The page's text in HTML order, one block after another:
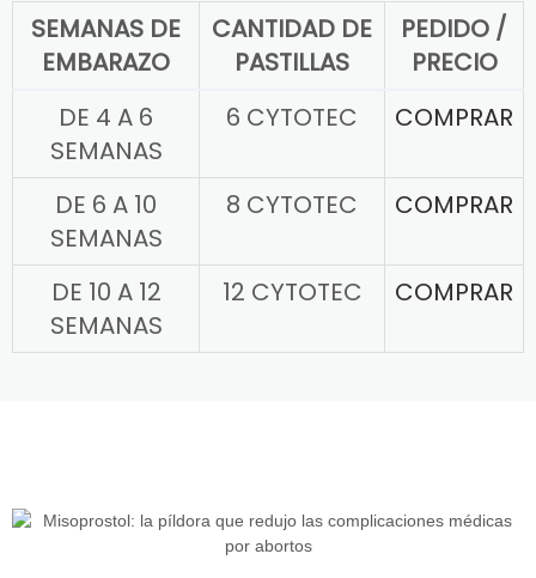
SEMANAS DE
EMBARAZO
CANTIDAD DE
PASTILLAS
PEDIDO /
PRECIO
DE 4 A 6
SEMANAS
6 CYTOTEC COMPRAR
DE 6 A 10
SEMANAS
8 CYTOTEC COMPRAR
DE 10 A 12
SEMANAS
12 CYTOTEC COMPRAR